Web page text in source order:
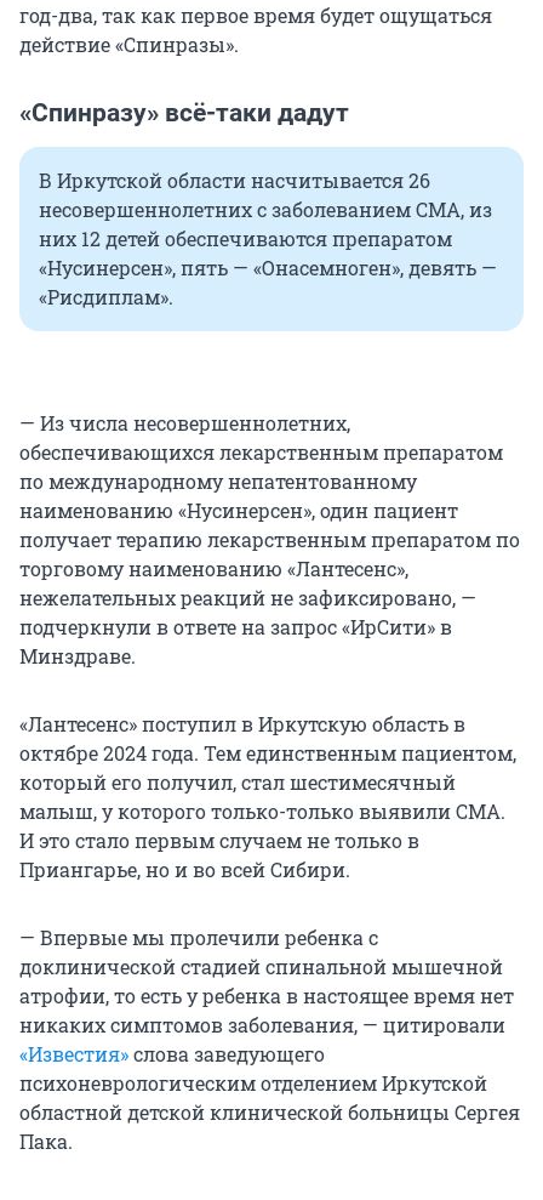
год-два, так как первое время будет ощущаться
действие «Спинразы».
«Спинразу» всё-таки дадут
В Иркутской области насчитывается 26
несовершеннолетних с заболеванием СМА, из
них 12 детей обеспечиваются препаратом
«Нусинерсен», пять — «Онасемноген», девять —
«Рисдиплам».
— Из числа несовершеннолетних,
обеспечивающихся лекарственным препаратом
по международному непатентованному
наименованию «Нусинерсен», один пациент
получает терапию лекарственным препаратом по
торговому наименованию «Лантесенс»,
нежелательных реакций не зафиксировано, —
подчеркнули в ответе на запрос «ИрСити» в
Минздраве.
«Лантесенс» поступил в Иркутскую область в
октябре 2024 года. Тем единственным пациентом,
который его получил, стал шестимесячный
малыш, у которого только-только выявили СМА.
И это стало первым случаем не только в
Приангарье, но и во всей Сибири.
— Впервые мы пролечили ребенка с
доклинической стадией спинальной мышечной
атрофии, то есть у ребенка в настоящее время нет
никаких симптомов заболевания, — цитировали
«Известия»слова заведующего
психоневрологическим отделением Иркутской
областной детской клинической больницы Сергея
Пака.